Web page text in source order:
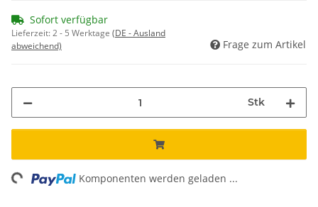
Sofort verfügbar
Lieferzeit:2 - 5 Werktage (DE - Ausland
abweichend)
Frage zum Artikel
Stk
Komponenten werden geladen ...